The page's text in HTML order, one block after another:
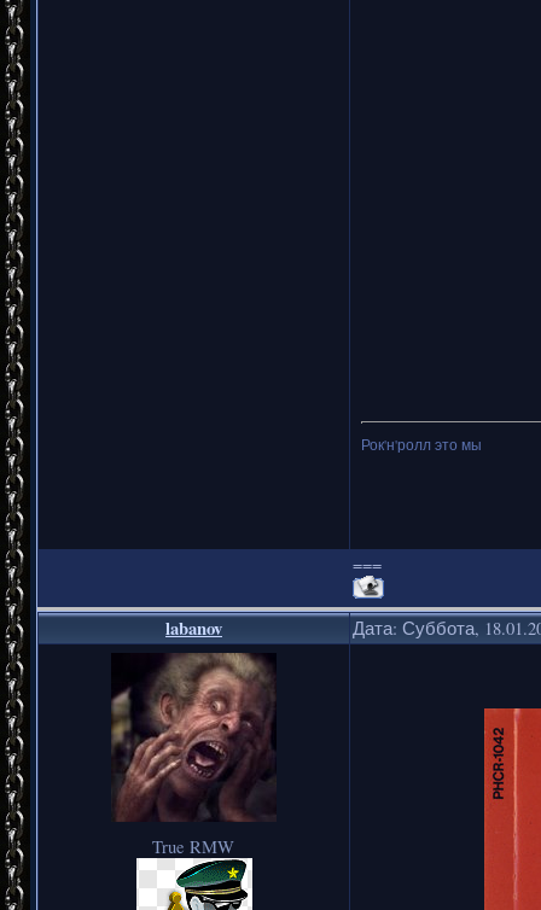
Рок'н'ролл это мы
===
labanov Дата: Суббота,
True RMW